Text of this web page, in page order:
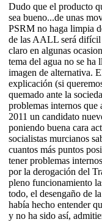
Dudo que el producto
sea bueno...de unas
PSRM no haga limpia
de las AALL será difícil
claro en algunas
tema del agua no se ha
imagen de alternativa.
explicación (si
quemado ante la
problemas internos que
2011 un candidato
poniendo buena cara
socialistas murcianos
cuantos más puntos
tener problemas
por la derogación del
pleno funcionamiento
todo, el desengaño de
había hecho entender
y no ha sido así,